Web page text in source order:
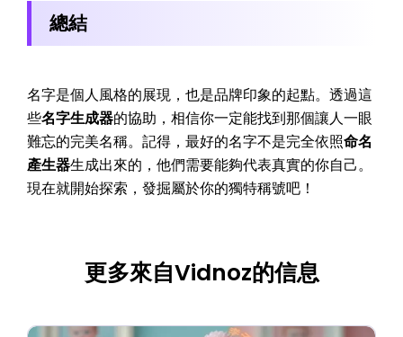
總結
名字是個人風格的展現，也是品牌印象的起點。透過這
些名字生成器的協助，相信你一定能找到那個讓人一眼
難忘的完美名稱。記得，最好的名字不是完全依照命名
產生器生成出來的，他們需要能夠代表真實的你自己。
現在就開始探索，發掘屬於你的獨特稱號吧！
更多來自Vidnoz的信息